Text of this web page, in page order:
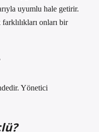
uyumlu hale getirir.
onları bir
Yönetici